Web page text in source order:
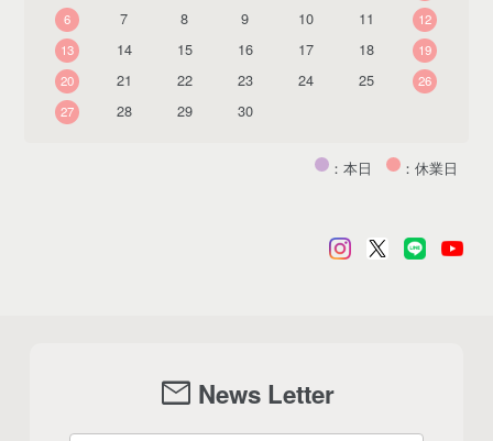
6
7 8 9 10 11
12
13
14 15 16 17 18
19
20
21 22 23 24 25
26
27
28 29 30
：本日 ：休業日
mail News Letter